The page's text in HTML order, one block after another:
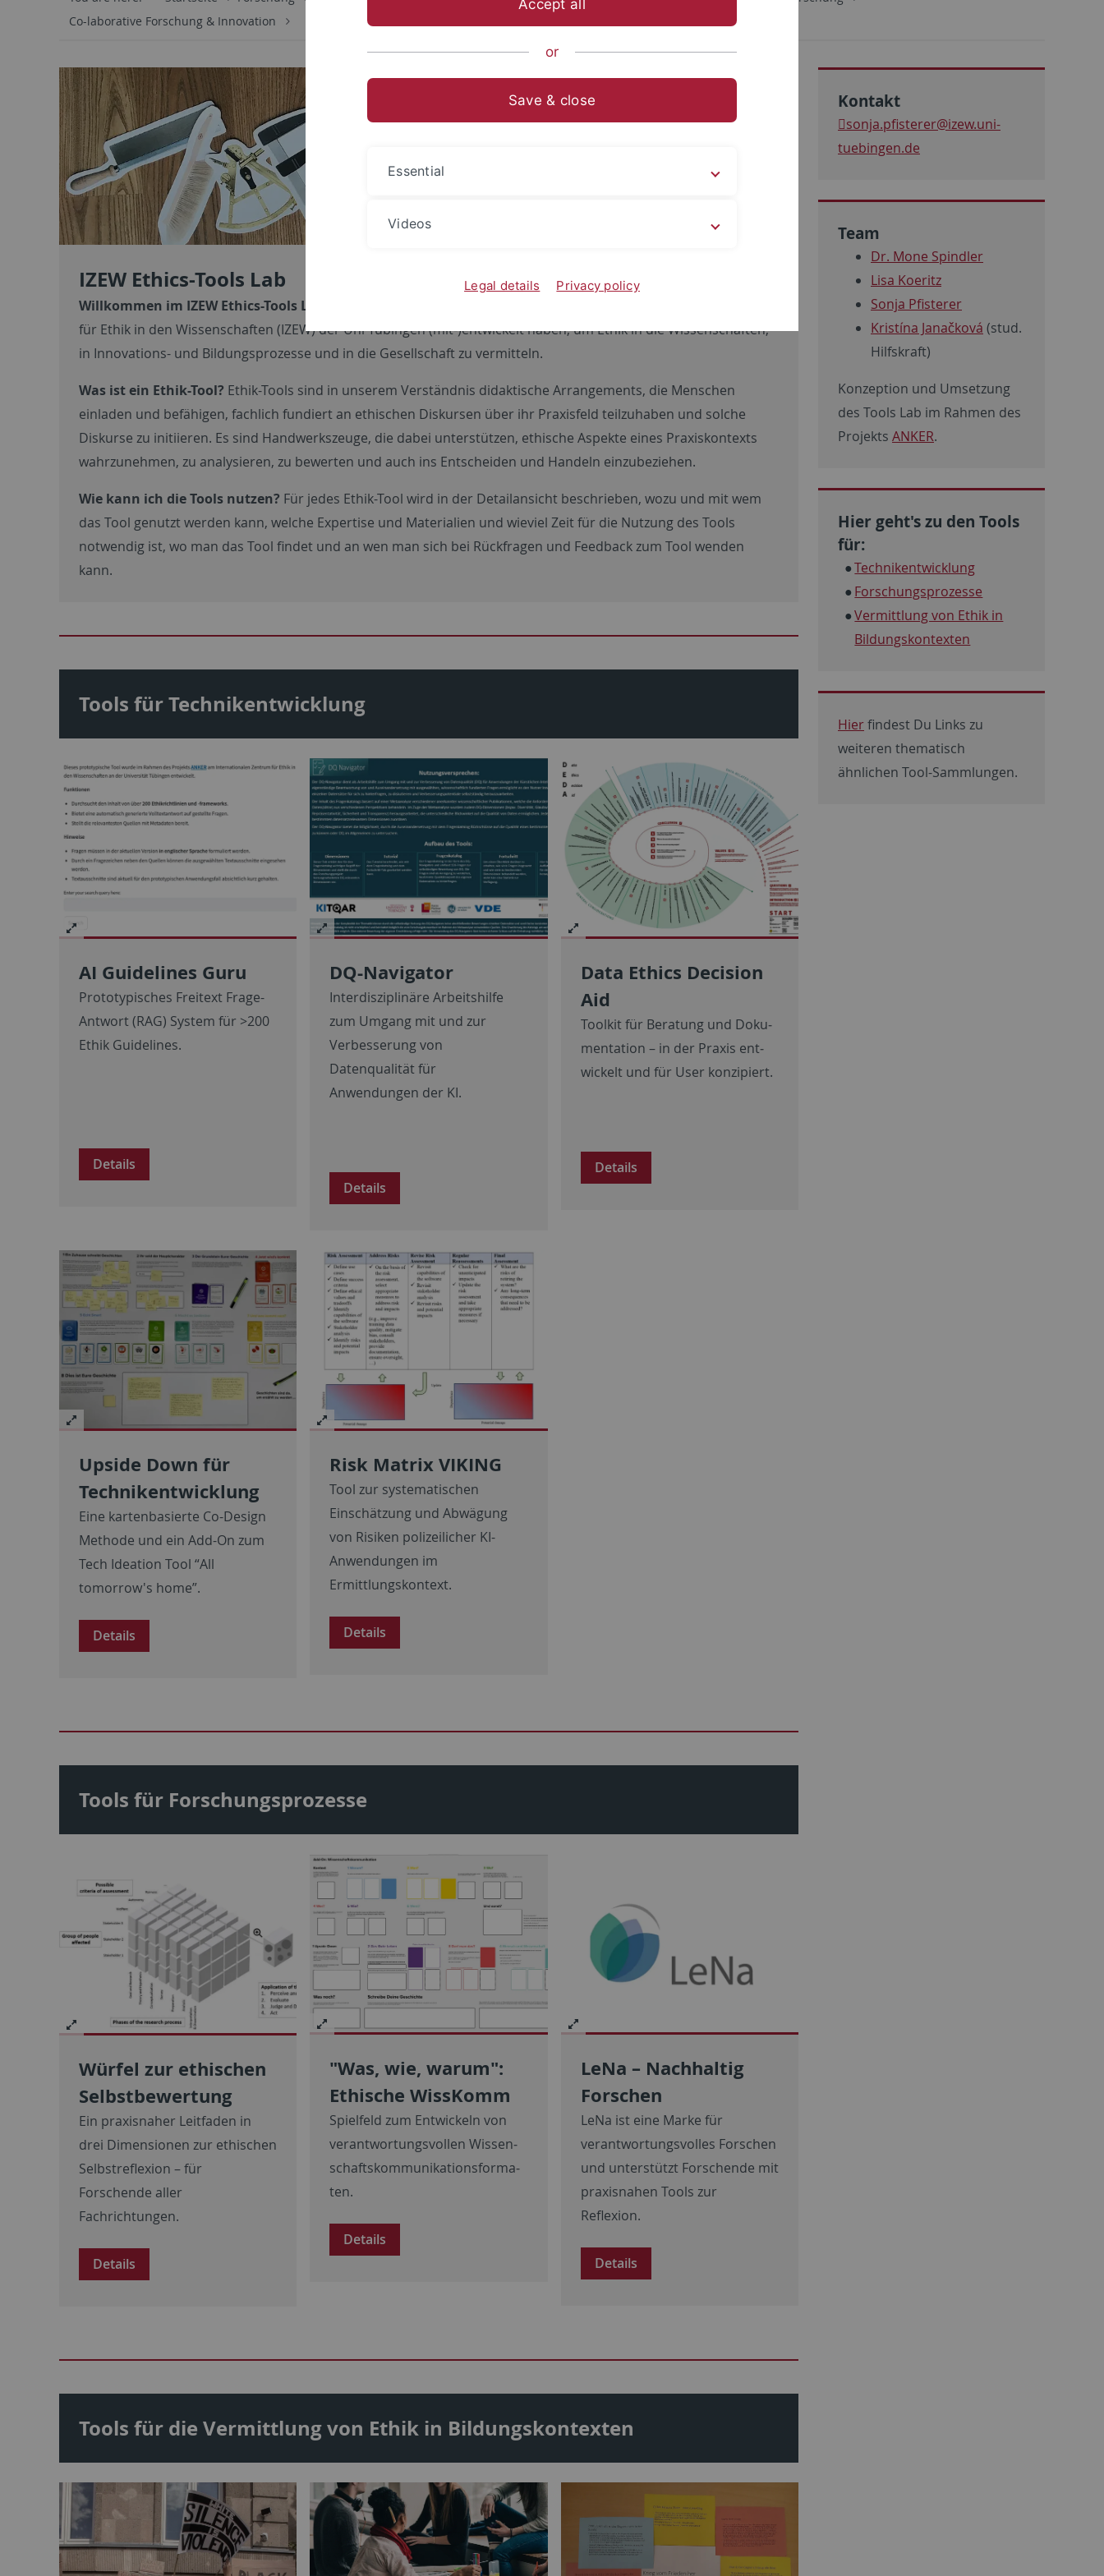
Co-laborative Forschung & Innovation
IZEW Ethics-Tools Lab
Willkommen im IZEW Ethics-Tools Lab!
für Ethik in den Wissenschaften (IZEW) der Uni Tübingen (mit-)entwickelt haben, um Ethik in die Wissenschaften,
in Innovations- und Bildungsprozesse und in die Gesellschaft zu vermitteln.
Was ist ein Ethik-Tool? Ethik-Tools sind in unserem Verständnis didaktische Arrangements, die Menschen
einladen und befähigen, fachlich fundiert an ethischen Diskursen über ihr Praxisfeld teilzuhaben und solche
Diskurse zu initiieren. Es sind Handwerkszeuge, die dabei unterstützen, ethische Aspekte eines Praxiskontexts
wahrzunehmen, zu analysieren, zu bewerten und auch ins Entscheiden und Handeln einzubeziehen.
Wie kann ich die Tools nutzen? Für jedes Ethik-Tool wird in der Detailansicht beschrieben, wozu und mit wem
das Tool genutzt werden kann, welche Expertise und Materialien und wieviel Zeit für die Nutzung des Tools
notwendig ist, wo man das Tool findet und an wen man sich bei Rückfragen und Feedback zum Tool wenden
kann.
Tools für Technikentwicklung
AI Guidelines Guru
Prototypisches Freitext Frage-
Antwort (RAG) System für >200
Ethik Guidelines.
Details
DQ-Navigator
Interdisziplinäre Arbeitshilfe
zum Umgang mit und zur
Verbesserung von
Datenqualität für
Anwendungen der KI.
Details
Data Ethics Decision
Aid
Toolkit für Beratung und Doku­
men­ta­tion – in der Praxis ent­
wickelt und für User konzipiert.
Details
Upside Down für
Technikentwicklung
Eine kartenbasierte Co-Design
Methode und ein Add-On zum
Tech Ideation Tool “All
tomorrow's home”.
Details
Risk Matrix VIKING
Tool zur systematischen
Einschätzung und Abwägung
von Risiken polizeilicher KI-
Anwendungen im
Ermittlungskontext.
Details
Tools für Forschungsprozesse
Würfel zur ethischen
Selbstbewertung
Ein praxisnaher Leitfaden in
drei Dimensionen zur ethischen
Selbstreflexion – für
Forschende aller
Fachrichtungen.
Details
"Was, wie, warum":
Ethische WissKomm
Spielfeld zum Entwickeln von
ver­ant­wor­tungs­vollen Wissen­
schafts­kommu­ni­ka­tions­for­ma­
ten.
Details
LeNa – Nachhaltig
Forschen
LeNa ist eine Marke für
verantwortungsvolles Forschen
und unterstützt Forschende mit
praxisnahen Tools zur
Reflexion.
Details
Tools für die Vermittlung von Ethik in Bildungskontexten
Kontakt
sonja.pfisterer@izew.uni-
tuebingen.de
Team
Dr. Mone Spindler
Lisa Koeritz
Sonja Pfisterer
Kristína Janačková (stud.
Hilfskraft)
Konzeption und Umsetzung
des Tools Lab im Rahmen des
Projekts ANKER.
Hier geht's zu den Tools
für:
Technikentwicklung
Forschungsprozesse
Vermittlung von Ethik in
Bildungskontexten
Hierfindest Du Links zu
weiteren thematisch
ähnlichen Tool-Sammlungen.
Accept all
or
Save & close
Essential
Videos
Legal details Privacy policy